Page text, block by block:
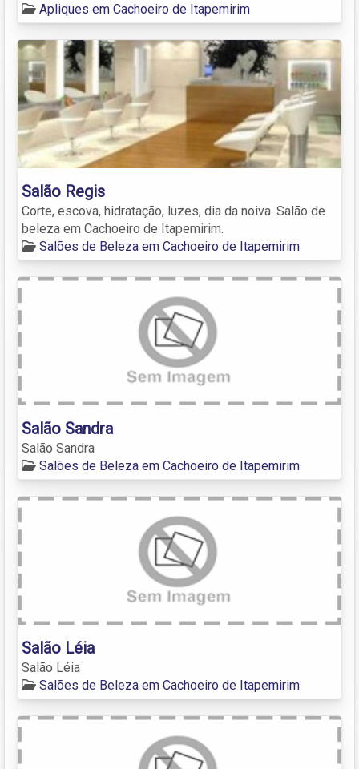
Apliques em Cachoeiro de Itapemirim
Salão Regis
Corte, escova, hidratação, luzes, dia da noiva. Salão de
beleza em Cachoeiro de Itapemirim.
Salões de Beleza em Cachoeiro de Itapemirim
Salão Sandra
Salão Sandra
Salões de Beleza em Cachoeiro de Itapemirim
Salão Léia
Salão Léia
Salões de Beleza em Cachoeiro de Itapemirim